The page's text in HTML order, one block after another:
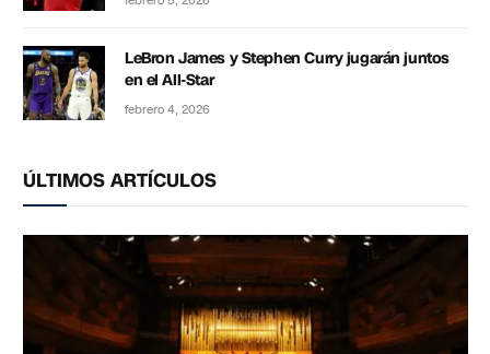
LeBron James y Stephen Curry jugarán juntos
en el All-Star
febrero 4, 2026
ÚLTIMOS ARTÍCULOS